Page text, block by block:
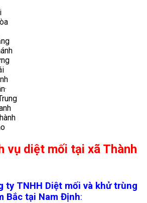
vụ diệt mối tại xã Thành
ty TNHH Diệt mối và khử trùng
Bắc tại Nam Định: